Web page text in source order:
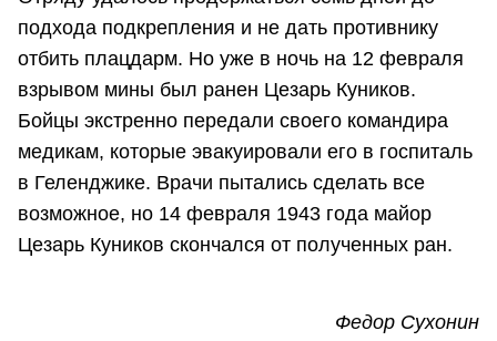
подхода подкрепления и не дать противнику
отбить плацдарм. Но уже в ночь на 12 февраля
взрывом мины был ранен Цезарь Куников.
Бойцы экстренно передали своего командира
медикам, которые эвакуировали его в госпиталь
в Геленджике. Врачи пытались сделать все
возможное, но 14 февраля 1943 года майор
Цезарь Куников скончался от полученных ран.
Федор Сухонин